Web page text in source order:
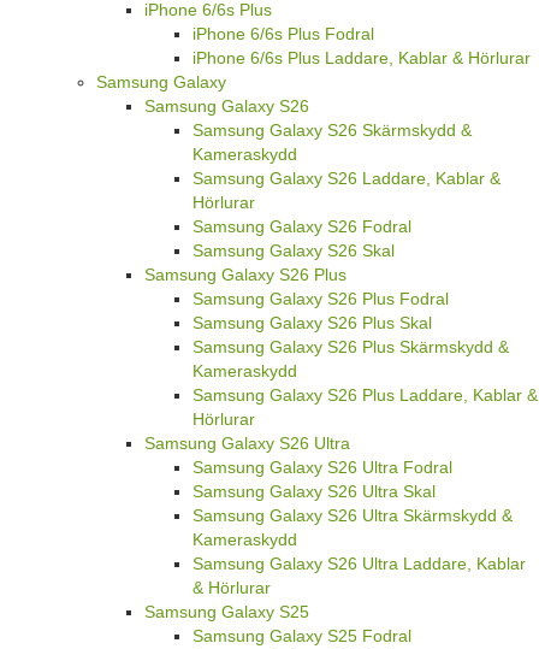
iPhone 6/6s Plus
iPhone 6/6s Plus Fodral
iPhone 6/6s Plus Laddare, Kablar & Hörlurar
Samsung Galaxy
Samsung Galaxy S26
Samsung Galaxy S26 Skärmskydd &
Kameraskydd
Samsung Galaxy S26 Laddare, Kablar &
Hörlurar
Samsung Galaxy S26 Fodral
Samsung Galaxy S26 Skal
Samsung Galaxy S26 Plus
Samsung Galaxy S26 Plus Fodral
Samsung Galaxy S26 Plus Skal
Samsung Galaxy S26 Plus Skärmskydd &
Kameraskydd
Samsung Galaxy S26 Plus Laddare, Kablar &
Hörlurar
Samsung Galaxy S26 Ultra
Samsung Galaxy S26 Ultra Fodral
Samsung Galaxy S26 Ultra Skal
Samsung Galaxy S26 Ultra Skärmskydd &
Kameraskydd
Samsung Galaxy S26 Ultra Laddare, Kablar
& Hörlurar
Samsung Galaxy S25
Samsung Galaxy S25 Fodral